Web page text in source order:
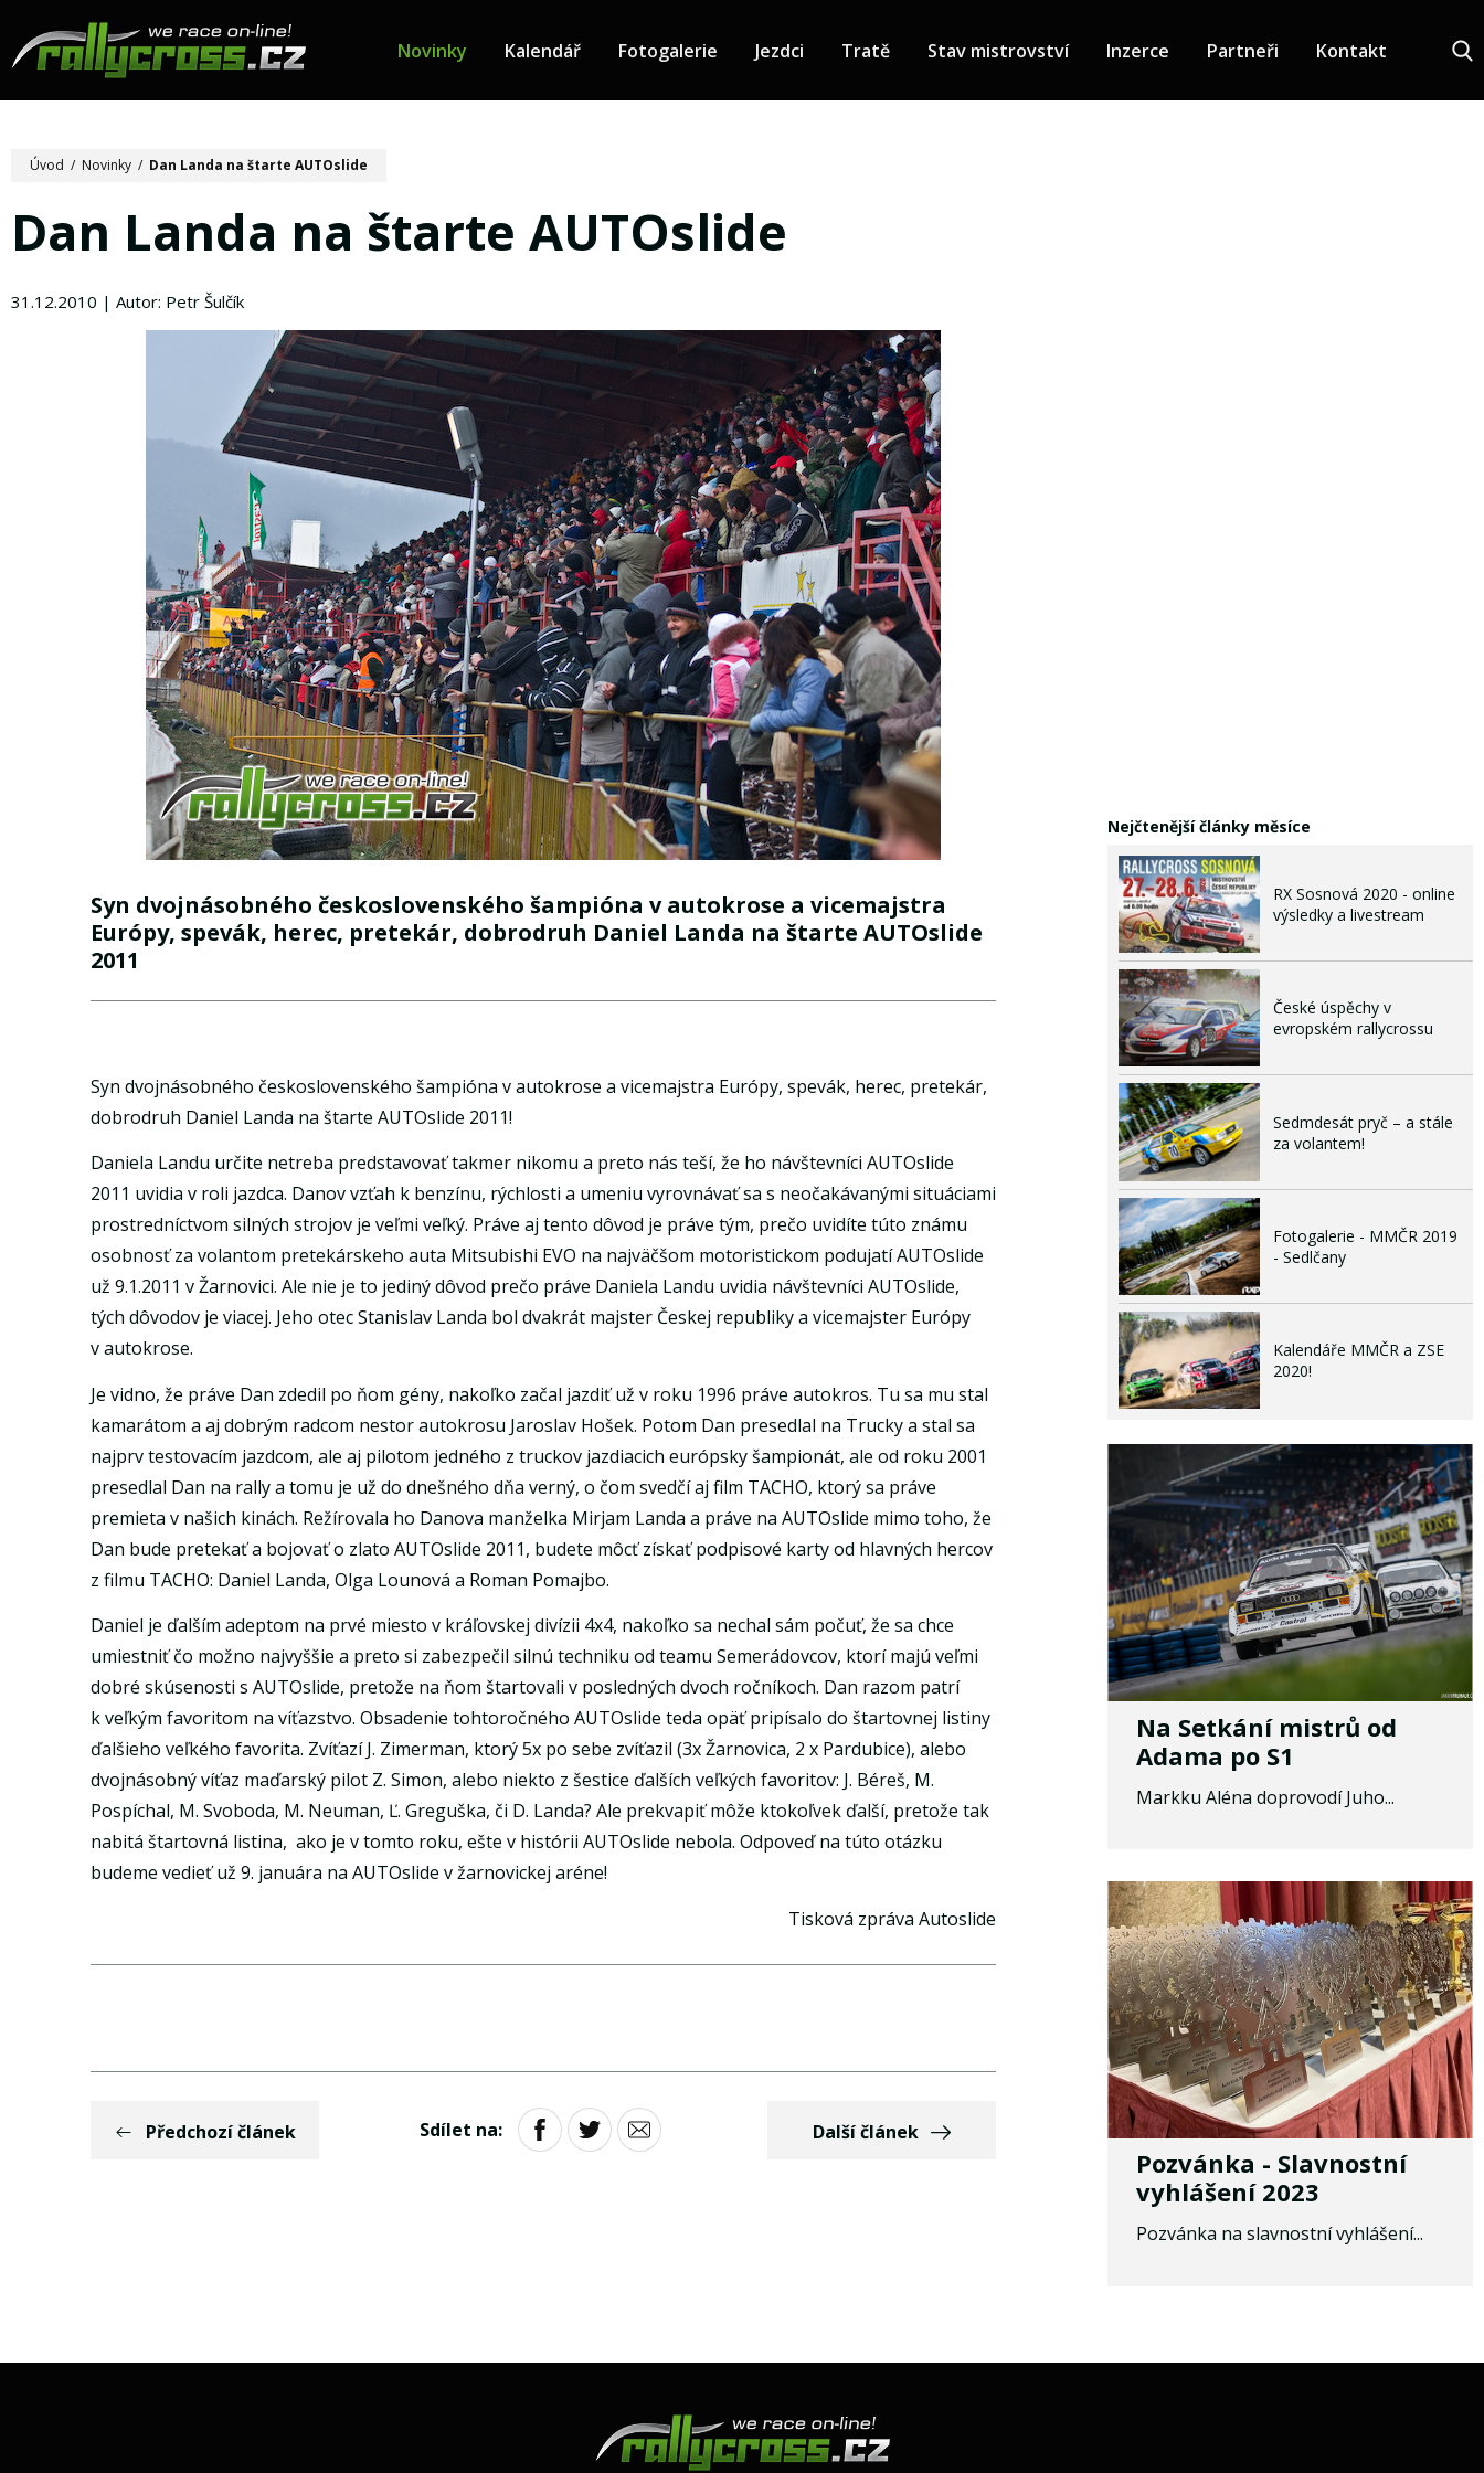
Novinky Kalendář Fotogalerie Jezdci Tratě Stav mistrovství Inzerce Partneři Kontakt
Úvod / Novinky / Dan Landa na štarte AUTOslide
Dan Landa na štarte AUTOslide
31.12.2010 | Autor: Petr Šulčík
Syn dvojnásobného československého šampióna v autokrose a vicemajstra
Európy, spevák, herec, pretekár, dobrodruh Daniel Landa na štarte AUTOslide
2011
Syn dvojnásobného československého šampióna v autokrose a vicemajstra Európy, spevák, herec, pretekár,
dobrodruh Daniel Landa na štarte AUTOslide 2011!
Daniela Landu určite netreba predstavovať takmer nikomu a preto nás teší, že ho návštevníci AUTOslide
2011 uvidia v roli jazdca. Danov vzťah k benzínu, rýchlosti a umeniu vyrovnávať sa s neočakávanými situáciami
prostredníctvom silných strojov je veľmi veľký. Práve aj tento dôvod je práve tým, prečo uvidíte túto známu
osobnosť za volantom pretekárskeho auta Mitsubishi EVO na najväčšom motoristickom podujatí AUTOslide
už 9.1.2011 v Žarnovici. Ale nie je to jediný dôvod prečo práve Daniela Landu uvidia návštevníci AUTOslide,
tých dôvodov je viacej. Jeho otec Stanislav Landa bol dvakrát majster Českej republiky a vicemajster Európy
v autokrose.
Je vidno, že práve Dan zdedil po ňom gény, nakoľko začal jazdiť už v roku 1996 práve autokros. Tu sa mu stal
kamarátom a aj dobrým radcom nestor autokrosu Jaroslav Hošek. Potom Dan presedlal na Trucky a stal sa
najprv testovacím jazdcom, ale aj pilotom jedného z truckov jazdiacich európsky šampionát, ale od roku 2001
presedlal Dan na rally a tomu je už do dnešného dňa verný, o čom svedčí aj film TACHO, ktorý sa práve
premieta v našich kinách. Režírovala ho Danova manželka Mirjam Landa a práve na AUTOslide mimo toho, že
Dan bude pretekať a bojovať o zlato AUTOslide 2011, budete môcť získať podpisové karty od hlavných hercov
z filmu TACHO: Daniel Landa, Olga Lounová a Roman Pomajbo.
Daniel je ďalším adeptom na prvé miesto v kráľovskej divízii 4x4, nakoľko sa nechal sám počuť, že sa chce
umiestniť čo možno najvyššie a preto si zabezpečil silnú techniku od teamu Semerádovcov, ktorí majú veľmi
dobré skúsenosti s AUTOslide, pretože na ňom štartovali v posledných dvoch ročníkoch. Dan razom patrí
k veľkým favoritom na víťazstvo. Obsadenie tohtoročného AUTOslide teda opäť pripísalo do štartovnej listiny
ďalšieho veľkého favorita. Zvíťazí J. Zimerman, ktorý 5x po sebe zvíťazil (3x Žarnovica, 2 x Pardubice), alebo
dvojnásobný víťaz maďarský pilot Z. Simon, alebo niekto z šestice ďalších veľkých favoritov: J. Béreš, M.
Pospíchal, M. Svoboda, M. Neuman, Ľ. Greguška, či D. Landa? Ale prekvapiť môže ktokoľvek ďalší, pretože tak
nabitá štartovná listina, ako je v tomto roku, ešte v histórii AUTOslide nebola. Odpoveď na túto otázku
budeme vedieť už 9. januára na AUTOslide v žarnovickej aréne!
Tisková zpráva Autoslide
Předchozí článek Sdílet na: Další článek
Nejčtenější články měsíce
RX Sosnová 2020 - online
výsledky a livestream
České úspěchy v
evropském rallycrossu
Sedmdesát pryč – a stále
za volantem!
Fotogalerie - MMČR 2019
- Sedlčany
Kalendáře MMČR a ZSE
2020!
Na Setkání mistrů od
Adama po S1
Markku Aléna doprovodí Juho...
Pozvánka - Slavnostní
vyhlášení 2023
Pozvánka na slavnostní vyhlášení...